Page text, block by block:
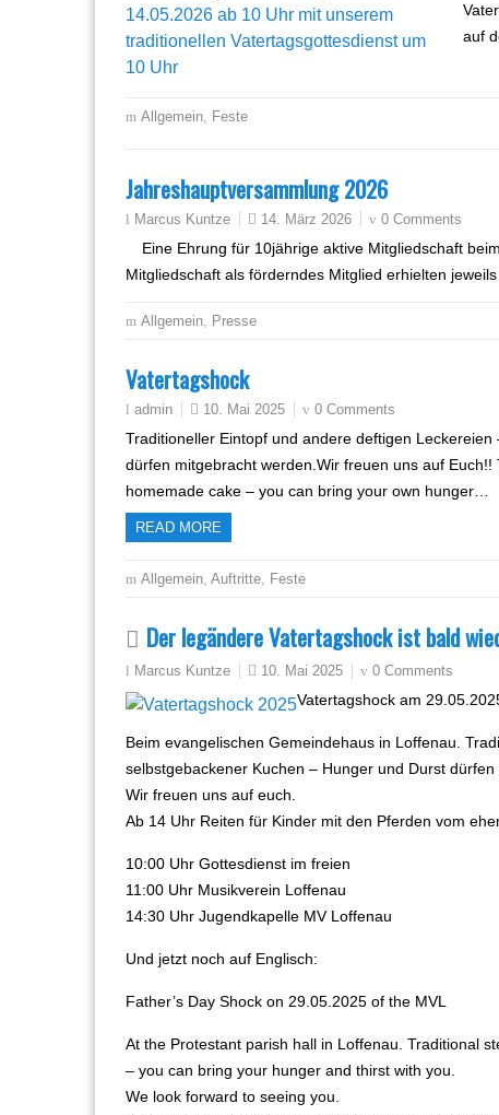
auf
Allgemein, Feste
Jahreshauptversammlung 2026
Marcus Kuntze 14. März 2026 0 Comments
Eine Ehrung für 10jährige aktive Mitgliedschaft
Mitgliedschaft als förderndes Mitglied erhielten
Allgemein, Presse
Vatertagshock
admin 10. Mai 2025 0 Comments
Traditioneller Eintopf und andere deftigen
dürfen mitgebracht werden.Wir freuen uns auf
homemade cake – you can bring your own hunger…
READ MORE
Allgemein, Auftritte, Feste
Der legändere Vatertagshock ist bald
Marcus Kuntze 10. Mai 2025 0 Comments
Vatertagshock am
Beim evangelischen Gemeindehaus in Loffenau.
selbstgebackener Kuchen – Hunger und Durst dürfen
Wir freuen uns auf euch.
Ab 14 Uhr Reiten für Kinder mit den Pferden vom
10:00 Uhr Gottesdienst im freien
11:00 Uhr Musikverein Loffenau
14:30 Uhr Jugendkapelle MV Loffenau
Und jetzt noch auf Englisch:
Father’s Day Shock on 29.05.2025 of the MVL
At the Protestant parish hall in Loffenau. Traditional
– you can bring your hunger and thirst with you.
We look forward to seeing you.